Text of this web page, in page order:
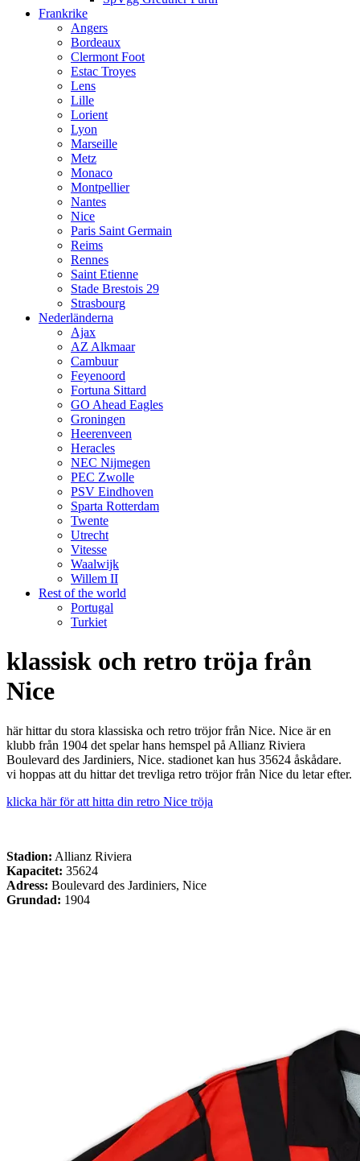
Frankrike
Angers
Bordeaux
Clermont Foot
Estac Troyes
Lens
Lille
Lorient
Lyon
Marseille
Metz
Monaco
Montpellier
Nantes
Nice
Paris Saint Germain
Reims
Rennes
Saint Etienne
Stade Brestois 29
Strasbourg
Nederländerna
Ajax
AZ Alkmaar
Cambuur
Feyenoord
Fortuna Sittard
GO Ahead Eagles
Groningen
Heerenveen
Heracles
NEC Nijmegen
PEC Zwolle
PSV Eindhoven
Sparta Rotterdam
Twente
Utrecht
Vitesse
Waalwijk
Willem II
Rest of the world
Portugal
Turkiet
klassisk och retro tröja från
Nice
här hittar du stora klassiska och retro tröjor från Nice. Nice är en
klubb från 1904 det spelar hans hemspel på Allianz Riviera
Boulevard des Jardiniers, Nice. stadionet kan hus 35624 åskådare.
vi hoppas att du hittar det trevliga retro tröjor från Nice du letar efter.
klicka här för att hitta din retro Nice tröja
Stadion: Allianz Riviera
Kapacitet: 35624
Adress: Boulevard des Jardiniers, Nice
Grundad: 1904